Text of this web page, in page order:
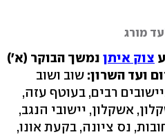
מורג
צוק איתן נמשך הבוקר (א')
ועד השרון: שוב ושוב
רבים, בעוטף עזה,
אשקלון, יישובי הנגב,
נס ציונה, בקעת אונו,